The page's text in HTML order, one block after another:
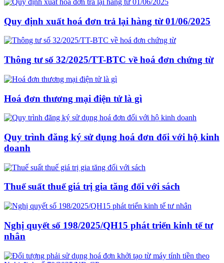
Quy định xuất hoá đơn trả lại hàng từ 01/06/2025
Thông tư số 32/2025/TT-BTC về hoá đơn chứng từ
Hoá đơn thương mại điện tử là gì
Quy trình đăng ký sử dụng hoá đơn đối với hộ kinh
doanh
Thuế suất thuế giá trị gia tăng đối với sách
Nghị quyết số 198/2025/QH15 phát triển kinh tế tư
nhân